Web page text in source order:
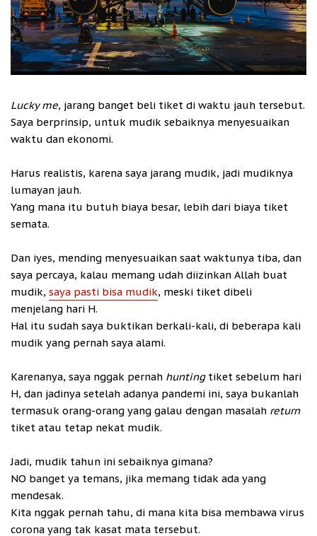
Lucky me, jarang banget beli tiket di waktu jauh tersebut.
Saya berprinsip, untuk mudik sebaiknya menyesuaikan
waktu dan ekonomi.
Harus realistis, karena saya jarang mudik, jadi mudiknya
lumayan jauh.
Yang mana itu butuh biaya besar, lebih dari biaya tiket
semata.
Dan iyes, mending menyesuaikan saat waktunya tiba, dan
saya percaya, kalau memang udah diizinkan Allah buat
mudik, saya pasti bisa mudik, meski tiket dibeli
menjelang hari H.
Hal itu sudah saya buktikan berkali-kali, di beberapa kali
mudik yang pernah saya alami.
Karenanya, saya nggak pernah hunting tiket sebelum hari
H, dan jadinya setelah adanya pandemi ini, saya bukanlah
termasuk orang-orang yang galau dengan masalah return
tiket atau tetap nekat mudik.
Jadi, mudik tahun ini sebaiknya gimana?
NO banget ya temans, jika memang tidak ada yang
mendesak.
Kita nggak pernah tahu, di mana kita bisa membawa virus
corona yang tak kasat mata tersebut.